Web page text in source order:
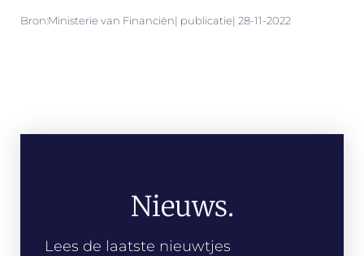
Bron:Ministerie van Financiën| publicatie| 28-11-2022
Nieuws.
Lees de laatste nieuwtjes